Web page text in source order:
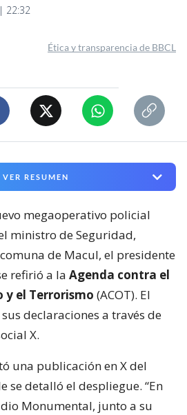
22:32
Ética y transparencia de BBCL
VER RESUMEN
megaoperativo policial
ministro de Seguridad,
de Macul, el presidente
refirió a la Agenda contra el
y el Terrorismo (ACOT). El
declaraciones a través de
X.
una publicación en X del
se detalló el despliegue. “En
Monumental, junto a su